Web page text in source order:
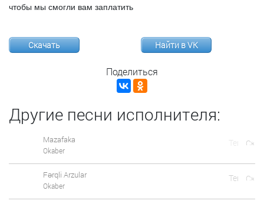
чтобы мы смогли вам заплатить
Скачать Найти в VK
Поделиться
Другие песни исполнителя:
Mazafaka
Okaber
Fərqli Arzular
Okaber